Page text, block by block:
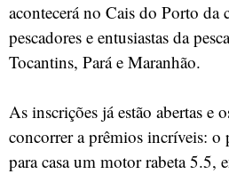
acontecerá no Cais do Porto da
pescadores e entusiastas da
Tocantins, Pará e Maranhão.
As inscrições já estão abertas e
concorrer a prêmios incríveis:
para casa um motor rabeta 5.5,